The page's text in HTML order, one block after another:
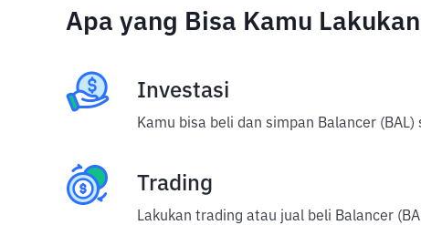
Apa yang Bisa Kamu
Investasi
Kamu bisa beli dan simpan Balancer
Trading
Lakukan trading atau jual beli Balancer